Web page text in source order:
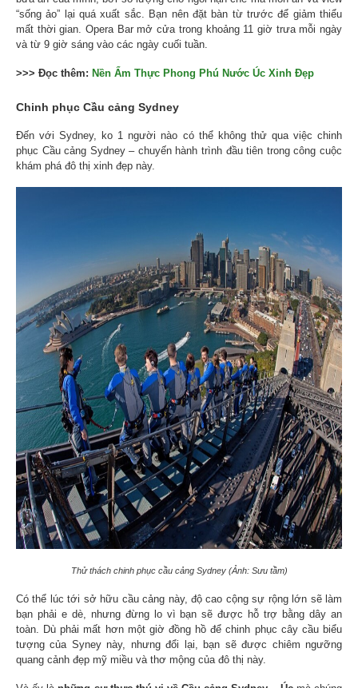
“sống ảo” lại quá xuất sắc. Bạn nên đặt bàn từ trước để giảm thiểu
mất thời gian. Opera Bar mở cửa trong khoảng 11 giờ trưa mỗi ngày
và từ 9 giờ sáng vào các ngày cuối tuần.
>>> Đọc thêm: Nền Ẩm Thực Phong Phú Nước Úc Xinh Đẹp
Chinh phục Cầu cảng Sydney
Đến với Sydney, ko 1 người nào có thể không thử qua việc chinh
phục Cầu cảng Sydney – chuyến hành trình đầu tiên trong công cuộc
khám phá đô thị xinh đẹp này.
Thử thách chinh phục cầu cảng Sydney (Ảnh: Sưu tầm)
Có thể lúc tới sở hữu cầu cảng này, độ cao cộng sự rộng lớn sẽ làm
bạn phải e dè, nhưng đừng lo vì bạn sẽ được hỗ trợ bằng dây an
toàn. Dù phải mất hơn một giờ đồng hồ để chinh phục cây cầu biểu
tượng của Syney này, nhưng đổi lại, bạn sẽ được chiêm ngưỡng
quang cảnh đẹp mỹ miều và thơ mộng của đô thị này.